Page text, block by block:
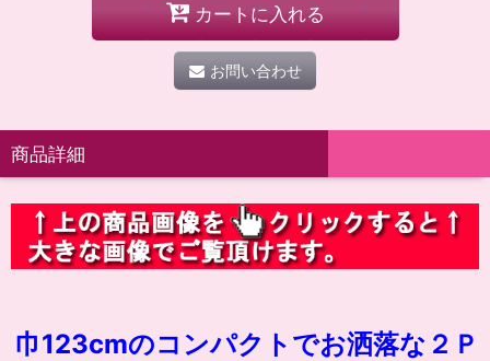
カートに入れる
お問い合わせ
商品詳細
巾123cmのコンパクトでお洒落な ２ Ｐ